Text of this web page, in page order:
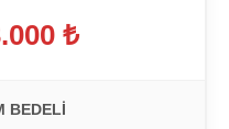
₺
BEDELI